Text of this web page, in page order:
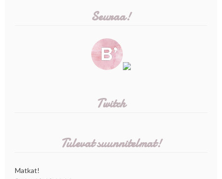
Seuraa!
Twitch
Tulevat suunnitelmat!
Matkat!